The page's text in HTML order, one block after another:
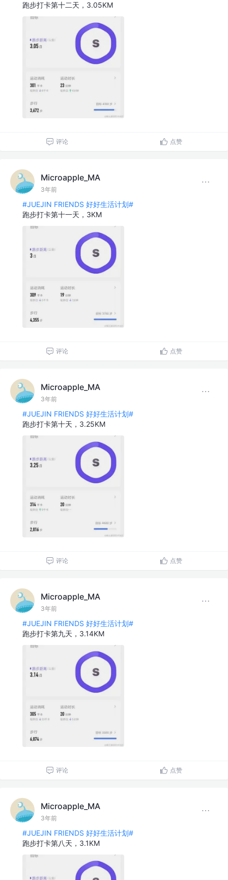
跑步打卡第十二天，3.05KM
评论 点赞
Microapple_MA
3年前
#JUEJIN FRIENDS 好好生活计划#
跑步打卡第十一天，3KM
评论 点赞
Microapple_MA
3年前
#JUEJIN FRIENDS 好好生活计划#
跑步打卡第十天，3.25KM
评论 点赞
Microapple_MA
3年前
#JUEJIN FRIENDS 好好生活计划#
跑步打卡第九天，3.14KM
评论 点赞
Microapple_MA
3年前
#JUEJIN FRIENDS 好好生活计划#
跑步打卡第八天，3.1KM